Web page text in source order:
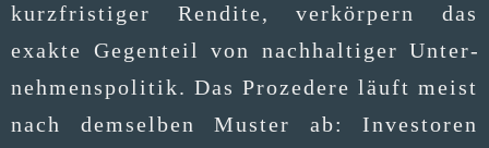
kurz­fris­ti­ger Ren­di­te, ver­kör­pern das
exak­te Gegen­teil von nach­hal­ti­ger Unter­
neh­mens­po­li­tik. Das Pro­ze­de­re läuft meist
nach dem­sel­ben Mus­ter ab: Inves­to­ren